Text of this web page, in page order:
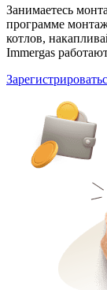
Занимаетесь
программе
котлов,
Immergas